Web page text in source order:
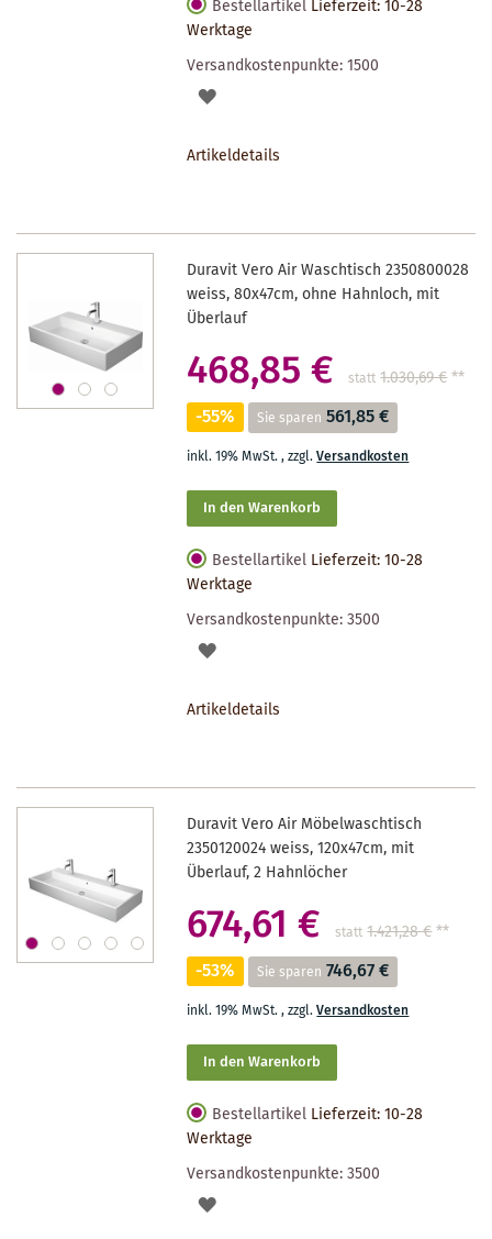
Bestellartikel Lieferzeit: 10-28
Werktage
Versandkostenpunkte:1500
AUF
Artikeldetails
Duravit Vero Air Waschtisch 2350800028
weiss, 80x47cm, ohne Hahnloch, mit
Überlauf
468,85 € statt 1.030,69 €**
-55% Sie sparen 561,85 €
inkl. 19% MwSt.,zzgl.Versandkosten
In den Warenkorb
Bestellartikel Lieferzeit: 10-28
Werktage
Versandkostenpunkte:3500
AUF
Artikeldetails
Duravit Vero Air Möbelwaschtisch
2350120024 weiss, 120x47cm, mit
Überlauf, 2 Hahnlöcher
674,61 € statt 1.421,28 €**
-53% Sie sparen 746,67 €
inkl. 19% MwSt.,zzgl.Versandkosten
In den Warenkorb
Bestellartikel Lieferzeit: 10-28
Werktage
Versandkostenpunkte:3500
AUF